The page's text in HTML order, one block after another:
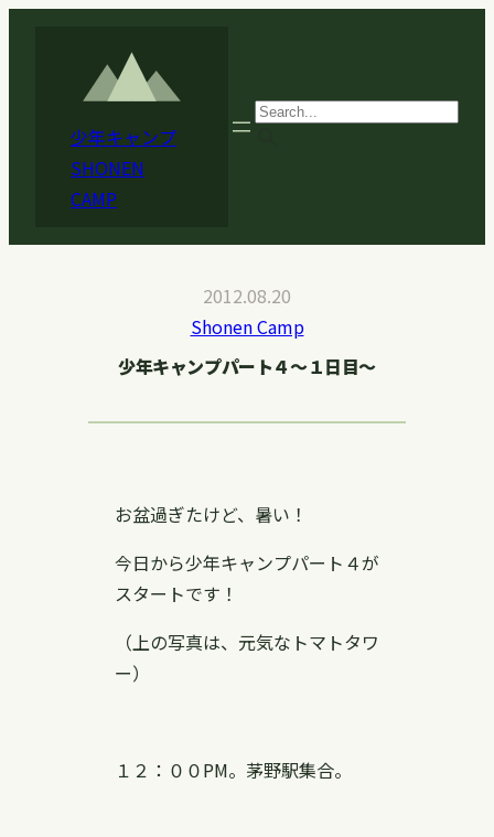
少年キャンプ
SHONEN
CAMP
2012.08.20
Shonen Camp
少年キャンプパート４〜１日目〜
お盆過ぎたけど、暑い！
今日から少年キャンプパート４が
スタートです！
（上の写真は、元気なトマトタワ
ー）
１２：００PM。茅野駅集合。